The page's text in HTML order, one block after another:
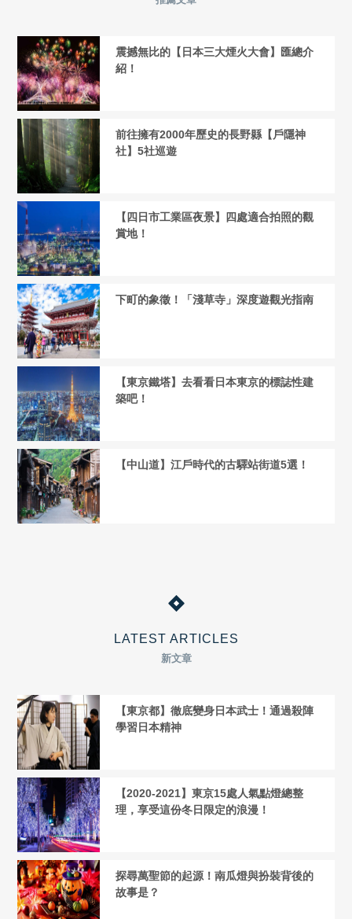
震撼無比的【日本三大煙火大會】匯總介
紹！
前往擁有2000年歷史的長野縣【戶隱神
社】5社巡遊
【四日市工業區夜景】四處適合拍照的觀
賞地！
下町的象徵！「淺草寺」深度遊觀光指南
【東京鐵塔】去看看日本東京的標誌性建
築吧！
【中山道】江戶時代的古驛站街道5選！
LATEST ARTICLES
新文章
【東京都】徹底變身日本武士！通過殺陣
學習日本精神
【2020-2021】東京15處人氣點燈總整
理，享受這份冬日限定的浪漫！
探尋萬聖節的起源！南瓜燈與扮裝背後的
故事是？